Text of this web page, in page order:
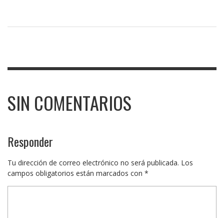
SIN COMENTARIOS
Responder
Tu dirección de correo electrónico no será publicada. Los
campos obligatorios están marcados con *